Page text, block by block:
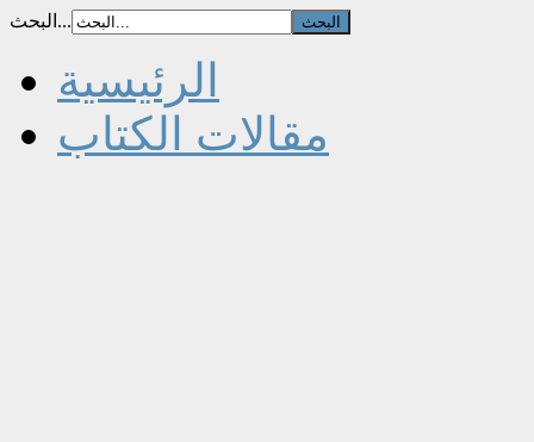
البحث...
الرئيسية
مقالات الكتاب